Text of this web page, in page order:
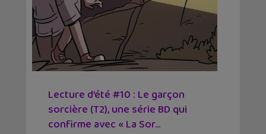
Lecture d’été #10 : Le garçon
sorcière (T2), une série BD qui
confirme avec « La Sor...